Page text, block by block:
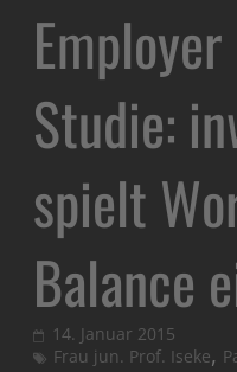
Studie:
spielt
Balance
14. Januar 2015
Frau jun. Prof. Iseke,